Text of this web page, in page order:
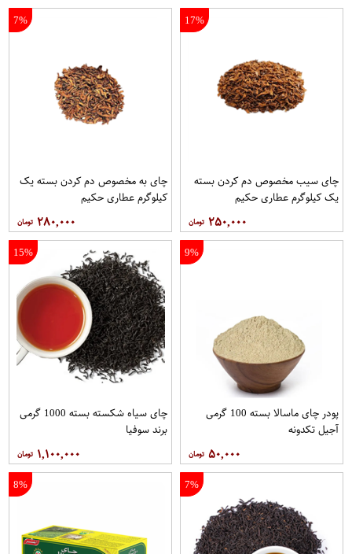
17%
چای سیب مخصوص دم کردن بسته
یک کیلوگرم عطاری حکیم
۲۵۰,۰۰۰
7%
چای به مخصوص دم کردن بسته یک
کیلوگرم عطاری حکیم
۲۸۰,۰۰۰
9%
پودر چای ماسالا بسته 100 گرمی
آجیل تکدونه
۵۰,۰۰۰
15%
چای سیاه شکسته بسته 1000 گرمی
برند سوفیا
۱,۱۰۰,۰۰۰
7%
8%